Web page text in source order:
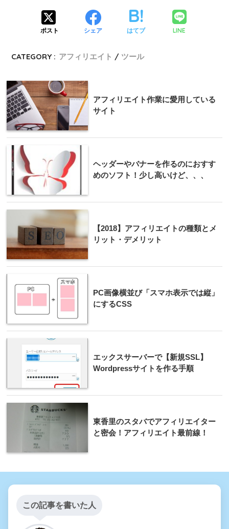
ポスト シェア はてブ LINE
CATEGORY : アフィリエイト ツール
アフィリエイト作業に愛用している
サイト
ヘッダーやバナーを作るのにおすす
めのソフト！少し高いけど、、、
【2018】アフィリエイトの種類とメ
リット・デメリット
PC画像横並び「スマホ表示では縦」
にするCSS
エックスサーバーで【新規SSL】
Wordpressサイトを作る手順
東香里のスタバでアフィリエイター
と密会！アフィリエイト最前線！
この記事を書いた人